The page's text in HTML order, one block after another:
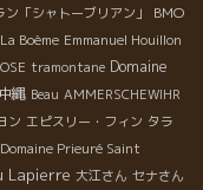
ン「シャトーブリアン」
BMO
La Boème Emmanuel Houillon
OSE tramontane Domaine
縄 Beau AMMERSCHEWIHR
ン エピスリー・フィン タラ
Domaine Prieuré Saint
Lapierre 大江さん セナさん